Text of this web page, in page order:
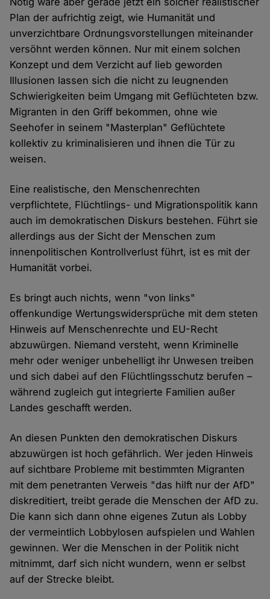
Plan der aufrichtig zeigt, wie Humanität und
unverzichtbare Ordnungsvorstellungen miteinander
versöhnt werden können. Nur mit einem solchen
Konzept und dem Verzicht auf lieb geworden
Illusionen lassen sich die nicht zu leugnenden
Schwierigkeiten beim Umgang mit Geflüchteten bzw.
Migranten in den Griff bekommen, ohne wie
Seehofer in seinem "Masterplan" Geflüchtete
kollektiv zu kriminalisieren und ihnen die Tür zu
weisen.
Eine realistische, den Menschenrechten
verpflichtete, Flüchtlings- und Migrationspolitik kann
auch im demokratischen Diskurs bestehen. Führt sie
allerdings aus der Sicht der Menschen zum
innenpolitischen Kontrollverlust führt, ist es mit der
Humanität vorbei.
Es bringt auch nichts, wenn "von links"
offenkundige Wertungswidersprüche mit dem steten
Hinweis auf Menschenrechte und EU-Recht
abzuwürgen. Niemand versteht, wenn Kriminelle
mehr oder weniger unbehelligt ihr Unwesen treiben
und sich dabei auf den Flüchtlingsschutz berufen –
während zugleich gut integrierte Familien außer
Landes geschafft werden.
An diesen Punkten den demokratischen Diskurs
abzuwürgen ist hoch gefährlich. Wer jeden Hinweis
auf sichtbare Probleme mit bestimmten Migranten
mit dem penetranten Verweis "das hilft nur der AfD"
diskreditiert, treibt gerade die Menschen der AfD zu.
Die kann sich dann ohne eigenes Zutun als Lobby
der vermeintlich Lobbylosen aufspielen und Wahlen
gewinnen. Wer die Menschen in der Politik nicht
mitnimmt, darf sich nicht wundern, wenn er selbst
auf der Strecke bleibt.